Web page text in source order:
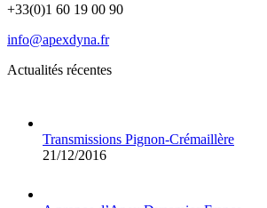
+33(0)1 60 19 00 90
info@apexdyna.fr
Actualités récentes
Transmissions Pignon-Crémaillère
21/12/2016